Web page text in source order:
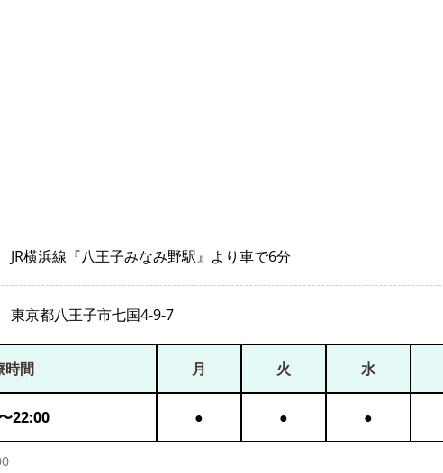
JR横浜線『八王子みなみ野駅』より車で6分
東京都八王子市七国4-9-7
時間 月 火 水
22:00 ● ● ●